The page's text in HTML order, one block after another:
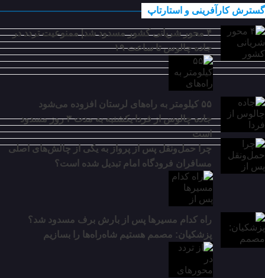
گسترش کارآفرینی و استارتاپ
۴ محور شریانی کشور مسدود شد| ممنوعیت تردد در
جاده چالوس تا ساعت ۱۹
۵۵ کیلومتر به راه‌های لرستان افزوده می‌شود
جاده چالوس از فردا یکشنبه به مدت ۳ روز مسدود
است
چرا حمل‌ونقل پس از پرواز به یکی از چالش‌های اصلی
مسافران فرودگاه امام تبدیل شده است؟
راه کدام مسیرها پس از بارش برف مسدود شد؟
پزشکیان: مصمم هستیم شاه‌راه‌ها را بسازیم
گسترش
مالی